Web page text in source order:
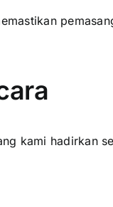
kami hadirkan